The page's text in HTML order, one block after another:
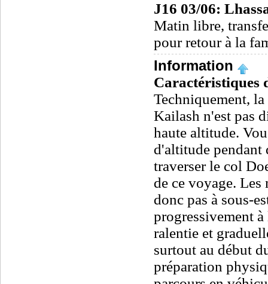
J16 03/06:
Matin libre,
pour retour à la
Information
Caractéristiques
Techniquement,
Kailash n'est pas
haute altitude.
d'altitude pendant
traverser le col
de ce voyage. Les
donc pas à sous-
progressivement
ralentie et
surtout au début
préparation